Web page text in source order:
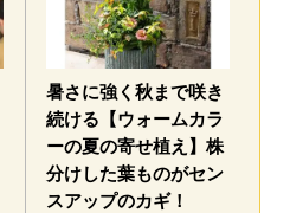
暑さに強く秋まで咲き
続ける【ウォームカラ
ーの夏の寄せ植え】株
分けした葉ものがセン
スアップのカギ！